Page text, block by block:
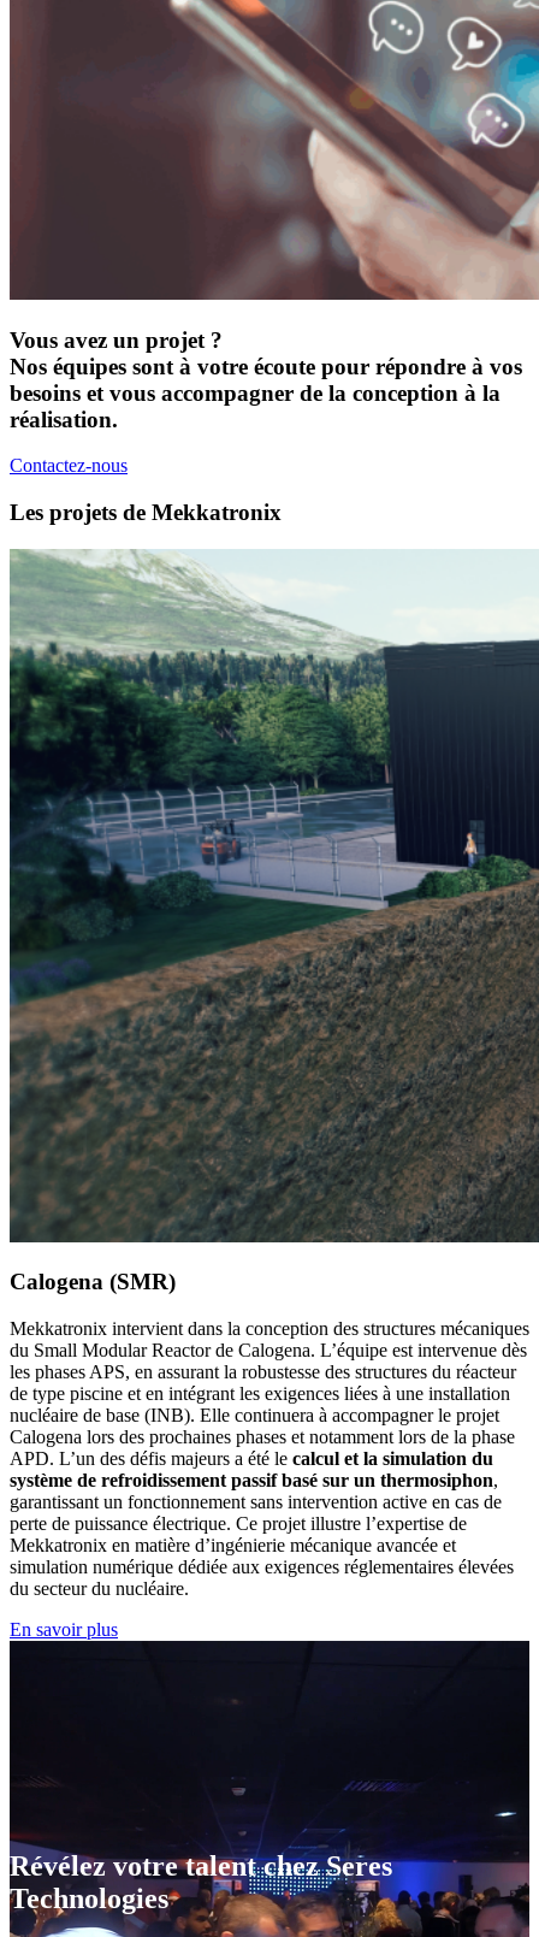
Vous avez un projet ?
Nos équipes sont à votre écoute pour répondre à vos
besoins et vous accompagner de la conception à la
réalisation.
Contactez-nous
Les projets de Mekkatronix
Calogena (SMR)
Mekkatronix intervient dans la conception des structures mécaniques
du Small Modular Reactor de Calogena. L’équipe est intervenue dès
les phases APS, en assurant la robustesse des structures du réacteur
de type piscine et en intégrant les exigences liées à une installation
nucléaire de base (INB). Elle continuera à accompagner le projet
Calogena lors des prochaines phases et notamment lors de la phase
APD. L’un des défis majeurs a été le calcul et la simulation du
système de refroidissement passif basé sur un thermosiphon,
garantissant un fonctionnement sans intervention active en cas de
perte de puissance électrique. Ce projet illustre l’expertise de
Mekkatronix en matière d’ingénierie mécanique avancée et
simulation numérique dédiée aux exigences réglementaires élevées
du secteur du nucléaire.
En savoir plus
Révélez votre talent chez Seres
Technologies